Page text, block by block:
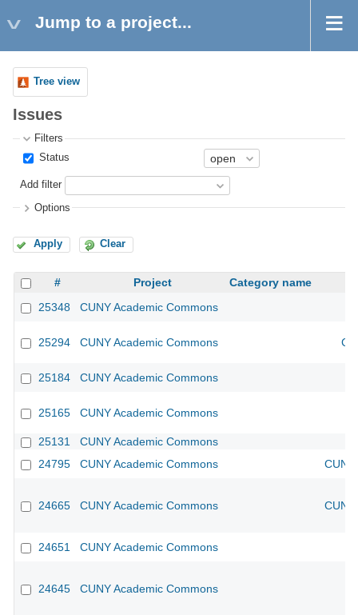
Jump to a project...
Tree view
Issues
Filters
Status
Add filter
Options
Apply Clear
# Project
Category name
25348
CUNY Academic Commons
25294 CUNY Academic Commons
25184 CUNY Academic Commons
25165 CUNY Academic Commons
25131
CUNY Academic Commons
24795
CUNY Academic Commons
24665 CUNY Academic Commons
24651 CUNY Academic Commons
24645 CUNY Academic Commons